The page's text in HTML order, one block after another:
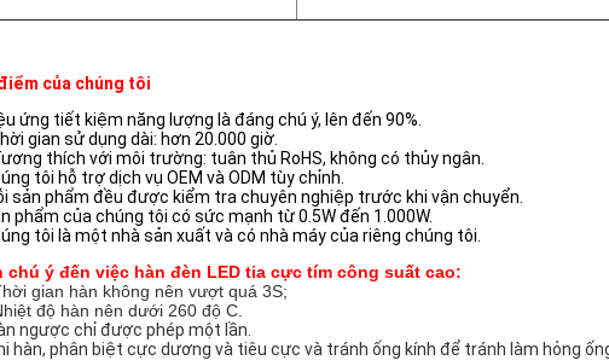
của chúng tôi
ứng tiết kiệm năng lượng là đáng chú ý, lên đến 90%.
gian sử dụng dài: hơn 20.000 giờ.
thích với môi trường: tuân thủ RoHS, không có thủy ngân.
tôi hỗ trợ dịch vụ OEM và ODM tùy chỉnh.
sản phẩm đều được kiểm tra chuyên nghiệp trước khi vận chuyển.
phẩm của chúng tôi có sức mạnh từ 0.5W đến 1.000W.
tôi là một nhà sản xuất và có nhà máy của riêng chúng tôi.
chú ý đến việc hàn đèn LED tia cực tím công suất cao:
gian hàn không nên vượt quá 3S;
độ hàn nên dưới 260 độ C.
ngược chỉ được phép một lần.
hàn, phân biệt cực dương và tiêu cực và tránh ống kính để tránh làm hỏng